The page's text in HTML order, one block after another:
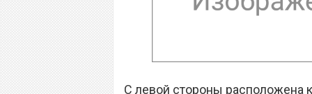
С левой стороны расположена